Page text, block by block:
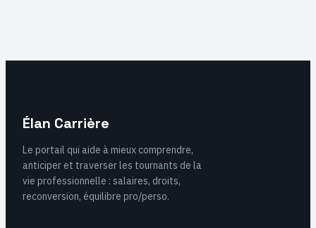
Élan Carrière
Le portail qui aide à mieux comprendre,
anticiper et traverser les tournants de la
vie professionnelle : salaires, droits,
reconversion, équilibre pro/perso.